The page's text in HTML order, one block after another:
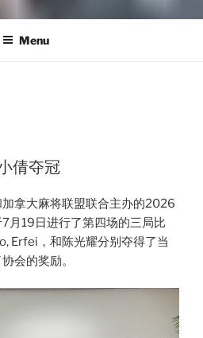
Menu
倩夺冠
拿大麻将联盟联合主办的2026
月19日进行了第四场的三局比
Erfei，和陈光耀分别夺得了当
会的奖励。